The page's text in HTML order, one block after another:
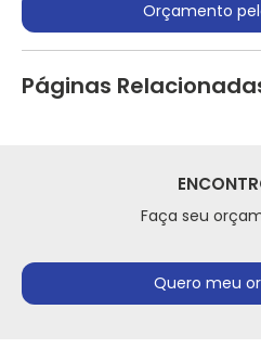
Orçamento
Páginas
Faça seu
Quero meu